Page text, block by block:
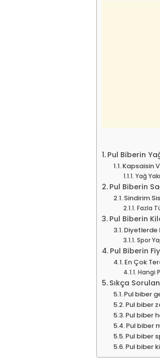
Pul Biberin
Kapsaisin
Yağ
Pul Biberin
Sindirim
Fazla
Pul Biberin
Diyetlerde
Spor
Pul Biberin
En Çok
Hangi
Sıkça
Pul biber
Pul biber
Pul biber
Pul biber
Pul biber
Pul biber